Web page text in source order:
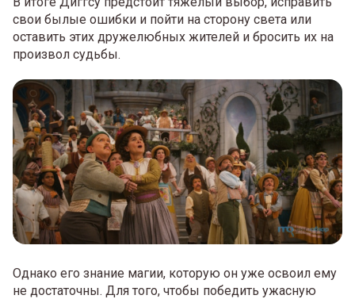
свои былые ошибки и пойти на сторону света или
оставить этих дружелюбных жителей и бросить их на
произвол судьбы.
Однако его знание магии, которую он уже освоил ему
не достаточны. Для того, чтобы победить ужасную